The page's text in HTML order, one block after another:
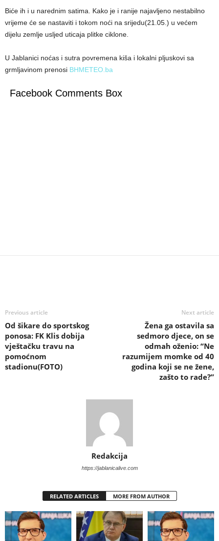
Biće ih i u narednim satima. Kako je i ranije najavljeno nestabilno
vrijeme će se nastaviti i tokom noći na srijedu(21.05.) u većem
dijelu zemlje usljed uticaja plitke ciklone.
U Jablanici noćas i sutra povremena kiša i lokalni pljuskovi sa
grmljavinom prenosi BHMETEO.ba
Facebook Comments Box
Previous article
Od šikare do sportskog
ponosa: FK Klis dobija
vještačku travu na
pomoćnom
stadionu(FOTO)
Next article
Žena ga ostavila sa
sedmoro djece, on se
odmah oženio: “Ne
razumijem momke od 40
godina koji se ne žene,
zašto to rade?”
Redakcija
https://jablanicalive.com
RELATED ARTICLES MORE FROM AUTHOR